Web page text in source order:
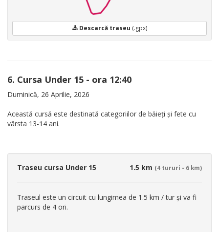
Descarcă traseu (.gpx)
6. Cursa Under 15 - ora 12:40
Duminică, 26 Aprilie, 2026
Această cursă este destinată categoriilor de băieți și fete cu
vârsta 13-14 ani.
Traseu cursa Under 15 1.5 km (4 tururi - 6 km)
Traseul este un circuit cu lungimea de 1.5 km / tur și va fi
parcurs de 4 ori.